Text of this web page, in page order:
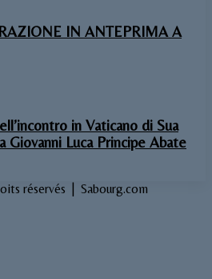
IN ANTEPRIMA A
in Vaticano di Sua
Giovanni Luca Principe Abate
réservés | Sabourg.com